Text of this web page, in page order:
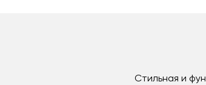
Стильная и